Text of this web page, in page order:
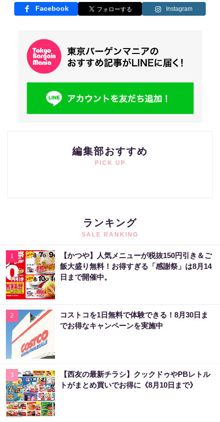
Facebook Instagram
編集部おすすめ
PICK UP
ランキング
SALE RANKING
1
【かつや】人気メニューが税抜150円引き＆ご
飯大盛り無料！お得すぎる「感謝祭」は8月14
日まで開催中。
2
コストコを1日無料で体験できる！8月30日ま
でお得なキャンペーンを実施中
3
【西友の最新チラシ】クックドゥやPBレトル
トがまとめ買いでお得に《8月10日まで》